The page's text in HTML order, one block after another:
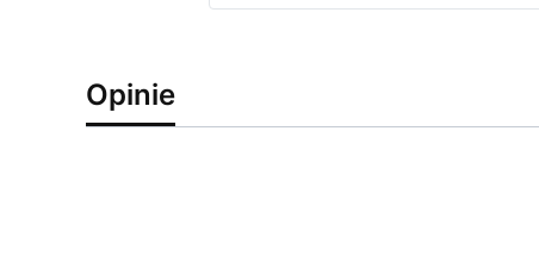
Opinie